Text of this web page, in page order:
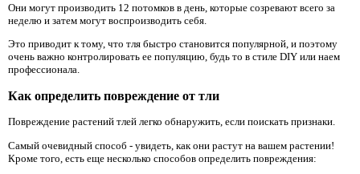
Они могут производить 12 потомков в день, которые созревают всего за
неделю и затем могут воспроизводить себя.
Это приводит к тому, что тля быстро становится популярной, и поэтому
очень важно контролировать ее популяцию, будь то в стиле DIY или наем
профессионала.
Как определить повреждение от тли
Повреждение растений тлей легко обнаружить, если поискать признаки.
Самый очевидный способ - увидеть, как они растут на вашем растении!
Кроме того, есть еще несколько способов определить повреждения: